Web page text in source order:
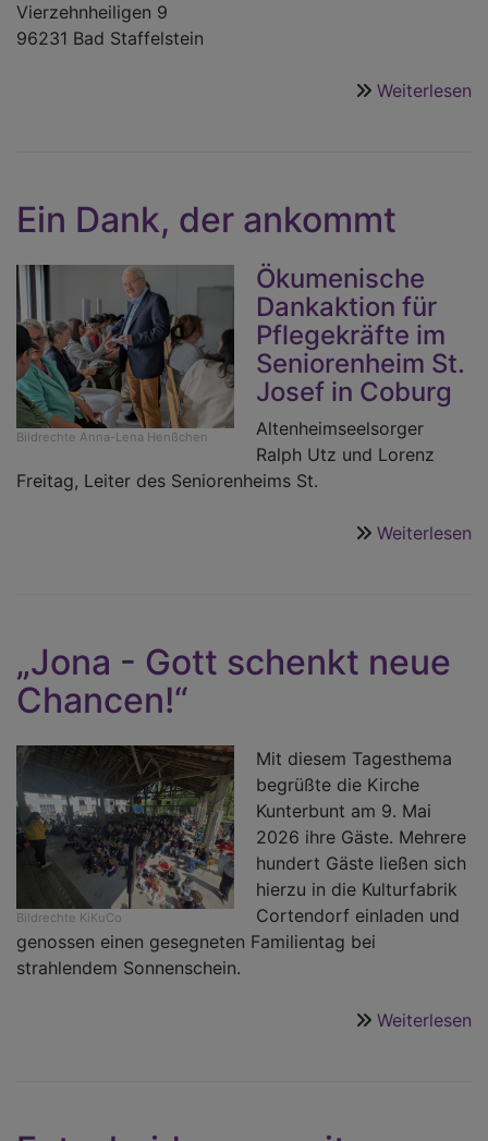
Vierzehnheiligen 9
96231 Bad Staffelstein
Weiterlesen
Ein Dank, der ankommt
Bildrechte Anna-Lena Henßchen
Ökumenische
Dankaktion für
Pflegekräfte im
Seniorenheim St.
Josef in Coburg
Altenheimseelsorger
Ralph Utz und Lorenz
Freitag, Leiter des Seniorenheims St.
Weiterlesen
„Jona - Gott schenkt neue
Chancen!“
Bildrechte KiKuCo
Mit diesem Tagesthema
begrüßte die Kirche
Kunterbunt am 9. Mai
2026 ihre Gäste. Mehrere
hundert Gäste ließen sich
hierzu in die Kulturfabrik
Cortendorf einladen und
genossen einen gesegneten Familientag bei
strahlendem Sonnenschein.
Weiterlesen